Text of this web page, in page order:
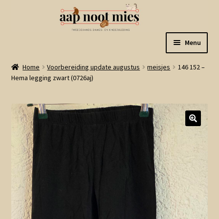
naar
navigatie
de
inhoud
Menu
Welkom
Winkel
Mijn account
Winkelmand
Linkjes
Home Voorbereiding update augustus meisjes
146 152 –
Hema legging zwart (0726aj)